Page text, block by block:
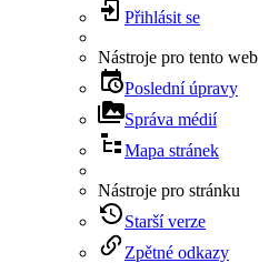
Přihlásit se
Nástroje pro tento web
Poslední úpravy
Správa médií
Mapa stránek
Nástroje pro stránku
Starší verze
Zpětné odkazy